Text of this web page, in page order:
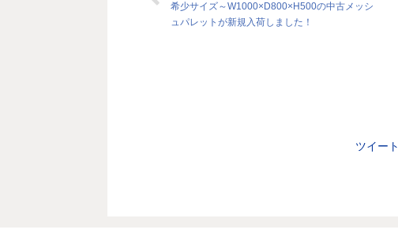
希少サイズ～W1000×D800×H500の中古メッシ
ュパレットが新規入荷しました！
ツイート